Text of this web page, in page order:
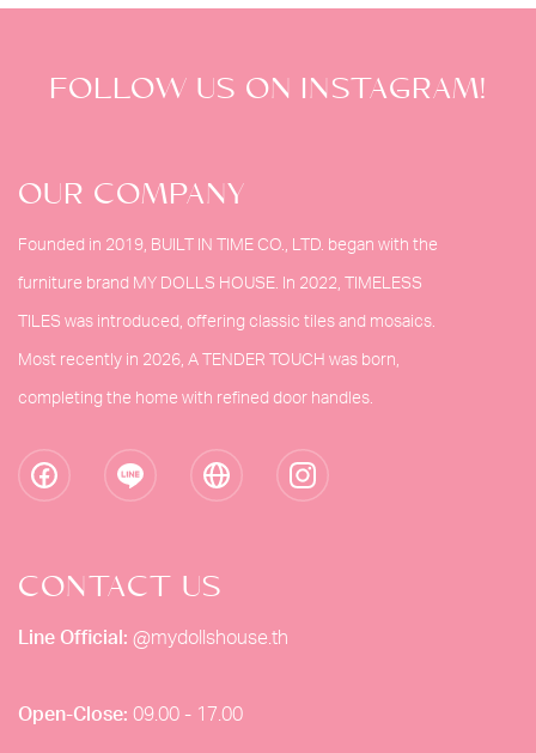
FOLLOW US ON INSTAGRAM!
OUR COMPANY
Founded in 2019, BUILT IN TIME CO., LTD. began with the
furniture brand MY DOLLS HOUSE. In 2022, TIMELESS
TILES was introduced, offering classic tiles and mosaics.
Most recently in 2026, A TENDER TOUCH was born,
completing the home with refined door handles.
CONTACT US
Line Official: @mydollshouse.th
Open-Close: 09.00 - 17.00